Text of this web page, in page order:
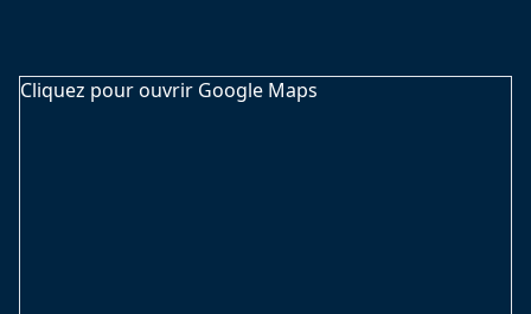
Cliquez pour ouvrir Google Maps